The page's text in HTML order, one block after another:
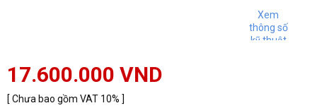
Xem
thông số
kỹ thuật
17.600.000 VND
[ Chưa bao gồm VAT 10% ]